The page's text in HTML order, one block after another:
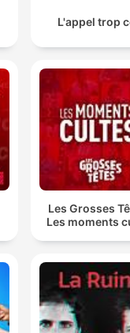
L'appel trop
Les Grosses
Les moments